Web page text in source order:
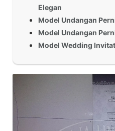
Elegan
Model Undangan
Model Undangan
Model Wedding